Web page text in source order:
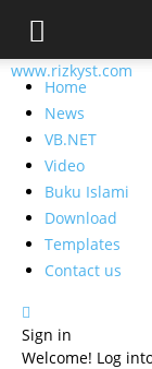
www.rizkyst.com
Home
News
VB.NET
Video
Buku Islami
Download
Templates
Contact us
Sign in
Welcome! Log